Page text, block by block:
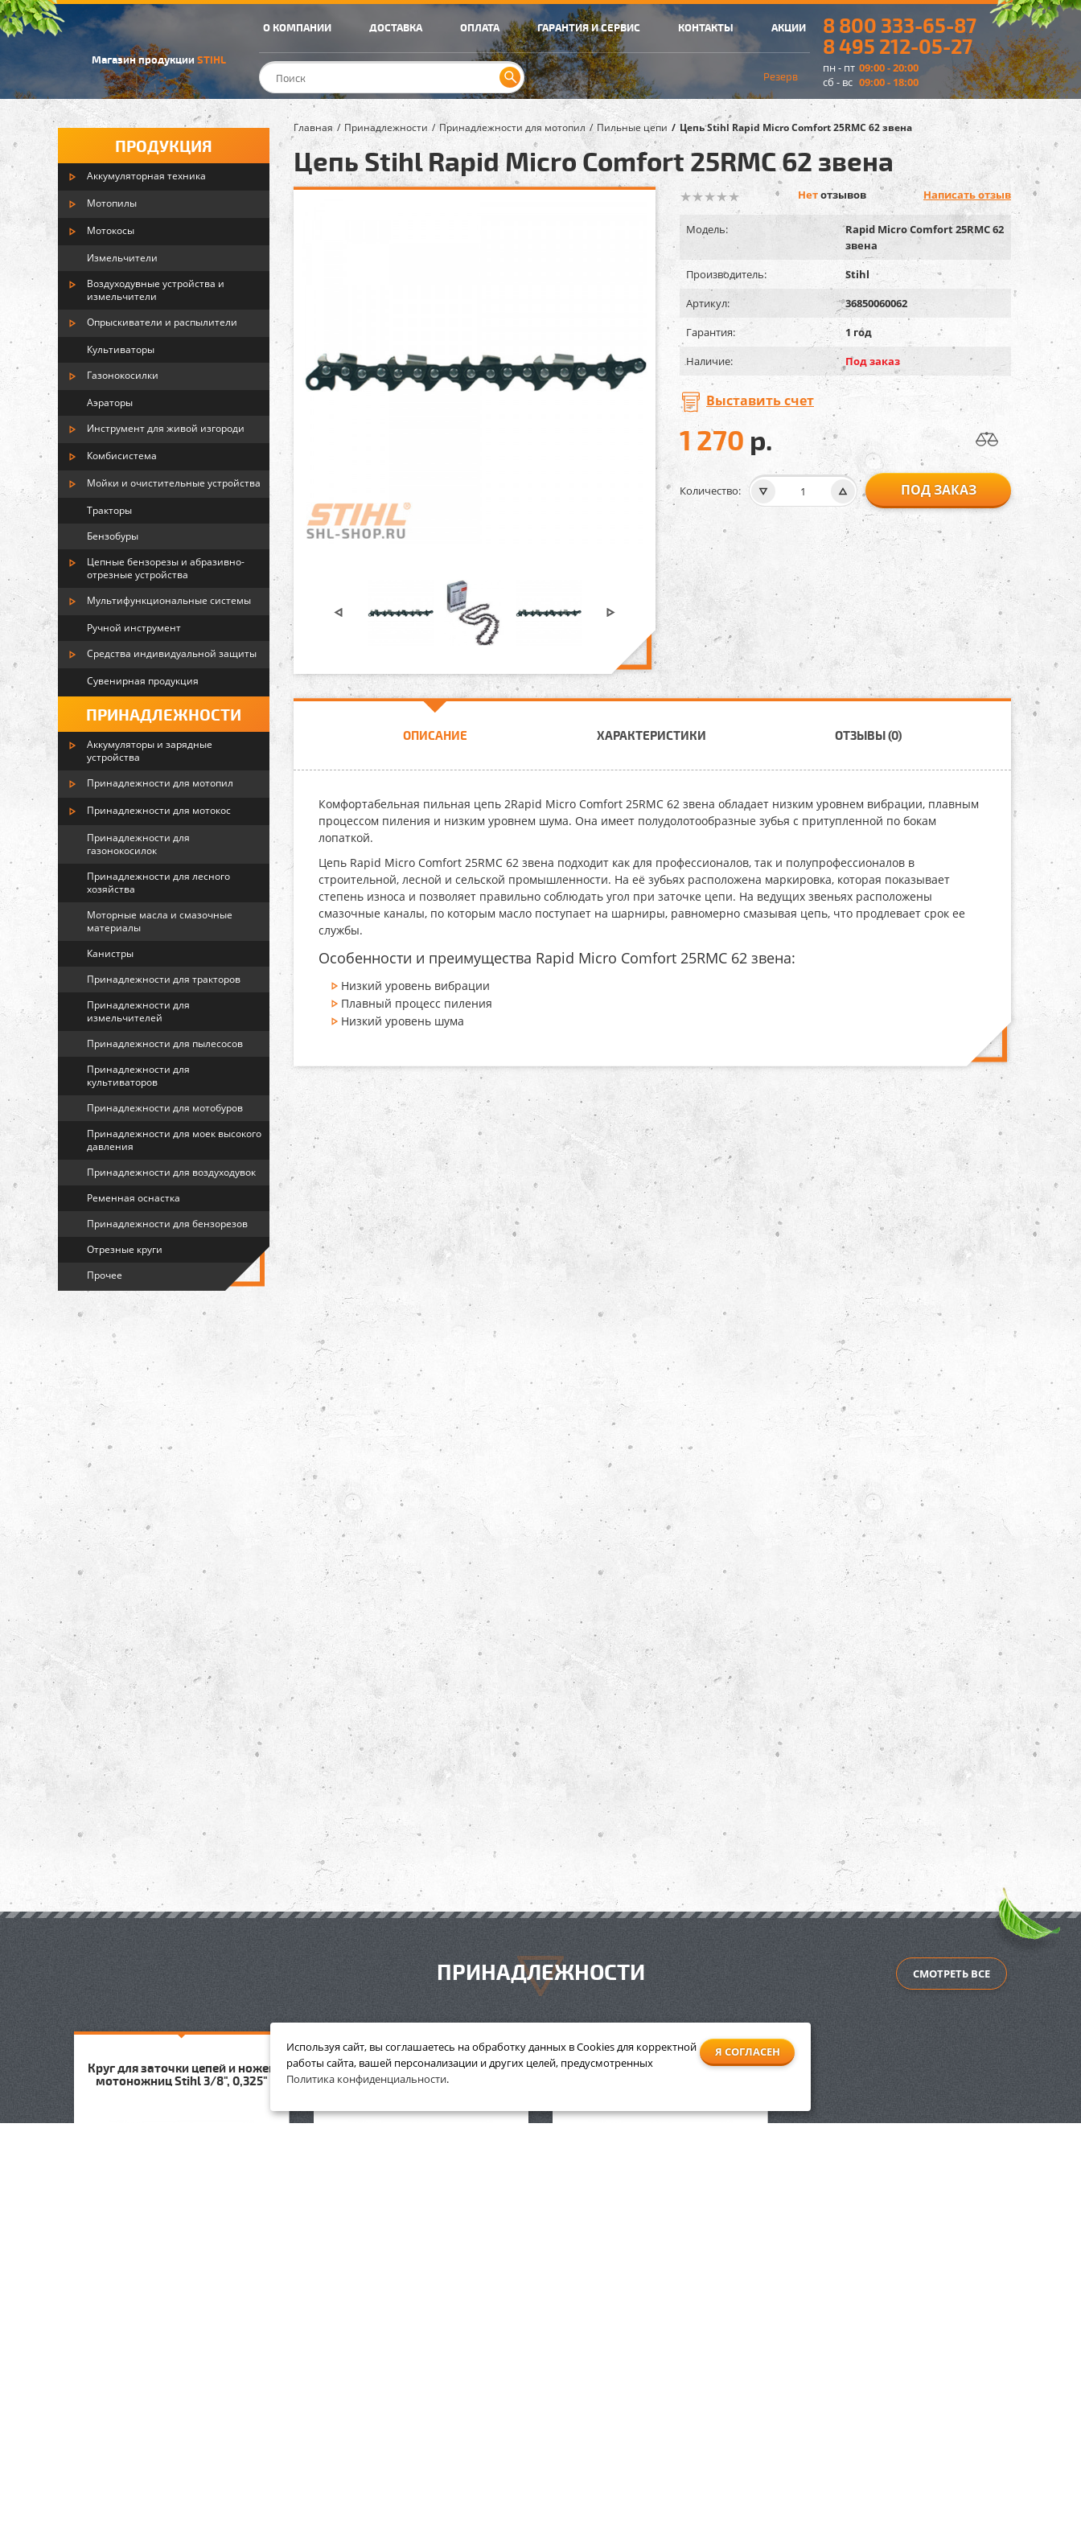
Магазин продукции STIHL
О КОМПАНИИ ДОСТАВКА ОПЛАТА ГАРАНТИЯ И СЕРВИС КОНТАКТЫ АКЦИИ
Резерв
8 800 333-65-87
8 495 212-05-27
пн - пт 09:00 - 20:00
сб - вс 09:00 - 18:00
ПРОДУКЦИЯ
Аккумуляторная техника
Мотопилы
Мотокосы
Измельчители
Воздуходувные устройства и
измельчители
Опрыскиватели и распылители
Культиваторы
Газонокосилки
Аэраторы
Инструмент для живой изгороди
Комбисистема
Мойки и очистительные устройства
Тракторы
Бензобуры
Цепные бензорезы и абразивно-
отрезные устройства
Мультифункциональные системы
Ручной инструмент
Средства индивидуальной защиты
Сувенирная продукция
ПРИНАДЛЕЖНОСТИ
Аккумуляторы и зарядные
устройства
Принадлежности для мотопил
Принадлежности для мотокос
Принадлежности для
газонокосилок
Принадлежности для лесного
хозяйства
Моторные масла и смазочные
материалы
Канистры
Принадлежности для тракторов
Принадлежности для
измельчителей
Принадлежности для пылесосов
Принадлежности для
культиваторов
Принадлежности для мотобуров
Принадлежности для моек высокого
давления
Принадлежности для воздуходувок
Ременная оснастка
Принадлежности для бензорезов
Отрезные круги
Прочее
Главная Принадлежности Принадлежности для мотопил Пильные цепи Цепь Stihl Rapid Micro Comfort 25RMC 62 звена
Цепь Stihl Rapid Micro Comfort 25RMC 62 звена
Нетотзывов Написать отзыв
Модель:
Rapid Micro Comfort 25RMC 62
звена
Производитель:
Stihl
Артикул:
36850060062
Гарантия:
1 год
Наличие:
Под заказ
Выставить счет
1 270 р.
Количество: ПОД ЗАКАЗ
ОПИСАНИЕ ХАРАКТЕРИСТИКИ ОТЗЫВЫ (0)
Комфортабельная пильная цепь 2Rapid Micro Comfort 25RMC 62 звена обладает низким уровнем вибрации, плавным
процессом пиления и низким уровнем шума. Она имеет полудолотообразные зубья с притупленной по бокам
лопаткой.
Цепь Rapid Micro Comfort 25RMC 62 звена подходит как для профессионалов, так и полупрофессионалов в
строительной, лесной и сельской промышленности. На её зубьях расположена маркировка, которая показывает
степень износа и позволяет правильно соблюдать угол при заточке цепи. На ведущих звеньях расположены
смазочные каналы, по которым масло поступает на шарниры, равномерно смазывая цепь, что продлевает срок ее
службы.
Особенности и преимущества Rapid Micro Comfort 25RMC 62 звена:
Низкий уровень вибрации
Плавный процесс пиления
Низкий уровень шума
ПРИНАДЛЕЖНОСТИ СМОТРЕТЬ ВСЕ
Круг для заточки цепей и ножей
мотоножниц Stihl 3/8", 0,325"
Круг для заточки цепей и ножей
мотоножниц Stihl 3/8", 0,325"
Круг для заточки цепей и ножей
Используя сайт, вы соглашаетесь на обработку данных в Cookies для корректной
работы сайта, вашей персонализации и других целей, предусмотренных
Политика конфиденциальности.
Я СОГЛАСЕН